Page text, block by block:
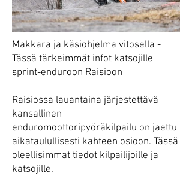
Makkara ja käsiohjelma vitosella -
Tässä tärkeimmät infot katsojille
sprint-enduroon Raisioon
Raisiossa lauantaina järjestettävä
kansallinen
enduromoottoripyöräkilpailu on jaettu
aikataulullisesti kahteen osioon. Tässä
oleellisimmat tiedot kilpailijoille ja
katsojille.